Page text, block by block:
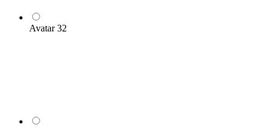
Avatar 32